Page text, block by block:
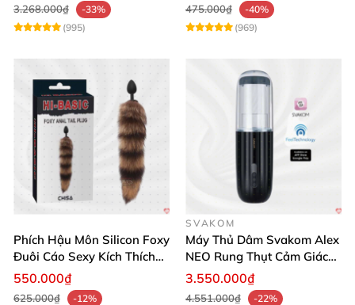
3.268.000₫
-33%
(995)
475.000₫
-40%
(969)
Phích Hậu Môn Silicon Foxy
Đuôi Cáo Sexy Kích Thích
Đỉnh Cao
550.000₫
625.000₫
-12%
SVAKOM
Máy Thủ Dâm Svakom Alex
NEO Rung Thụt Cảm Giác
Thật, App Điều Khiển
3.550.000₫
4.551.000₫
-22%